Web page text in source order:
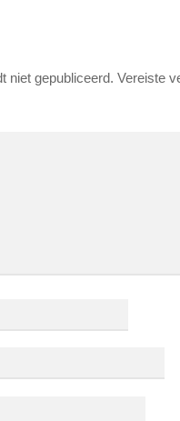
niet gepubliceerd. Vereiste